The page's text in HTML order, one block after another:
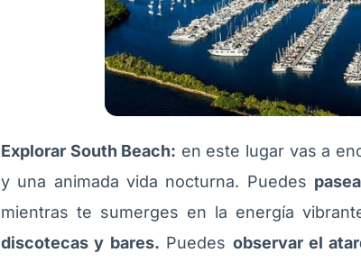
Explorar South Beach: en este lugar vas a
y una animada vida nocturna. Puedes
mientras te sumerges en la energía
discotecas y bares. Puedes observar el